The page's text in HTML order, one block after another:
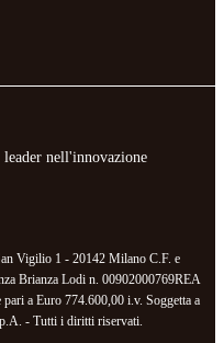
nell'innovazione
Vigilio 1 - 20142 Milano C.F. e
Brianza Lodi n. 00902000769REA
a Euro 774.600,00 i.v. Soggetta a
- Tutti i diritti riservati.